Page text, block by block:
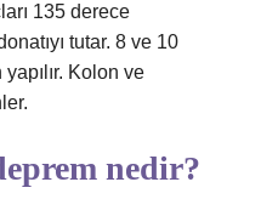
135 derece
tutar. 8 ve 10
Kolon ve
nedir?